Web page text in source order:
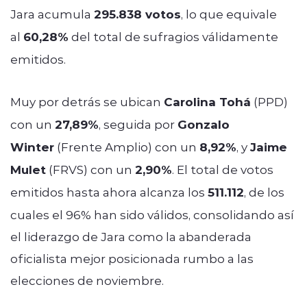
Jara acumula 295.838 votos, lo que equivale
al 60,28% del total de sufragios válidamente
emitidos.
Muy por detrás se ubican Carolina Tohá (PPD)
con un 27,89%, seguida por Gonzalo
Winter (Frente Amplio) con un 8,92%, yJaime
Mulet (FRVS) con un 2,90%. El total de votos
emitidos hasta ahora alcanza los 511.112, de los
cuales el 96% han sido válidos, consolidando así
el liderazgo de Jara como la abanderada
oficialista mejor posicionada rumbo a las
elecciones de noviembre.